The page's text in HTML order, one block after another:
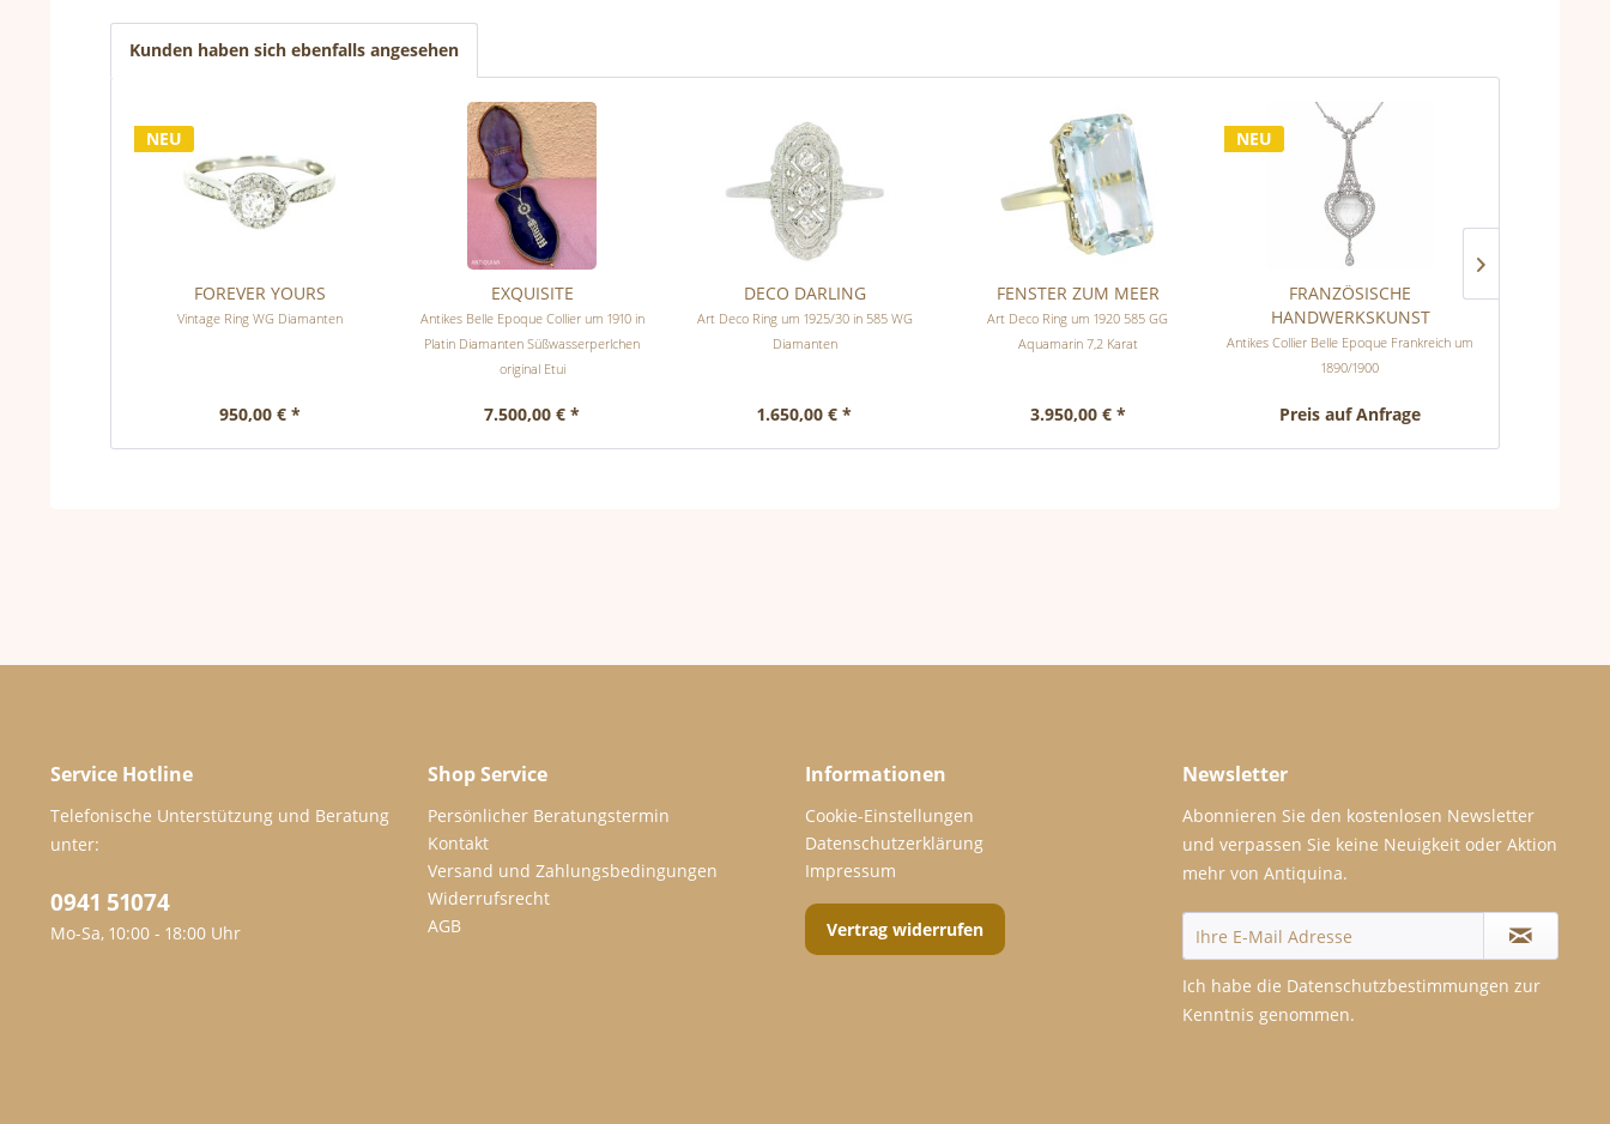
Kunden haben sich ebenfalls angesehen
NEU
FOREVER YOURS
Vintage Ring WG Diamanten
950,00 € *
EXQUISITE
Antikes Belle Epoque Collier um 1910 in
Platin Diamanten Süßwasserperlchen
original Etui
7.500,00 € *
DECO DARLING
Art Deco Ring um 1925/30 in 585 WG
Diamanten
1.650,00 € *
FENSTER ZUM MEER
Art Deco Ring um 1920 585 GG
Aquamarin 7,2 Karat
3.950,00 € *
NEU
FRANZÖSISCHE
HANDWERKSKUNST
Antikes Collier Belle Epoque Frankreich um
1890/1900
Preis auf Anfrage
Service Hotline
Telefonische Unterstützung und Beratung
unter:
0941 51074
Mo-Sa, 10:00 - 18:00 Uhr
Shop Service
Persönlicher Beratungstermin
Kontakt
Versand und Zahlungsbedingungen
Widerrufsrecht
AGB
Informationen
Cookie-Einstellungen
Datenschutzerklärung
Impressum
Vertrag widerrufen
Newsletter
Abonnieren Sie den kostenlosen Newsletter
und verpassen Sie keine Neuigkeit oder Aktion
mehr von Antiquina.
Ich habe die Datenschutzbestimmungen zur
Kenntnis genommen.